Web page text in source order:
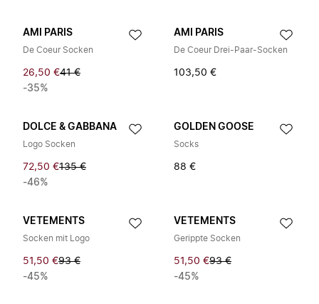
AMI PARIS
De Coeur Socken
26,50 €41 €
-35%
AMI PARIS
De Coeur Drei-Paar-Socken
103,50 €
DOLCE & GABBANA
Logo Socken
72,50 €135 €
-46%
GOLDEN GOOSE
Socks
88 €
VETEMENTS
Socken mit Logo
51,50 €93 €
-45%
VETEMENTS
Gerippte Socken
51,50 €93 €
-45%